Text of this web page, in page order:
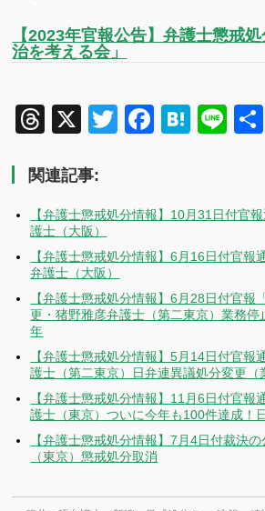
【2023年官報公告】弁護士懲戒
治を考える会」
Threads
X Twitter
関連記事:
【弁護士懲戒処分情報】10月31日付官
護士（大阪）
【弁護士懲戒処分情報】6月16日付官報
弁護士（大阪）
【弁護士懲戒処分情報】6月28日付官報
更・猪野雅彦弁護士（第二東京）業務
年
【弁護士懲戒処分情報】5月14日付官報
護士（第二東京）日弁連異議処分変更（
【弁護士懲戒処分情報】11月6日付官報
護士（東京）ついに今年も100件達成！
【弁護士懲戒処分情報】7月4日付裁決
（東京）懲戒処分取消